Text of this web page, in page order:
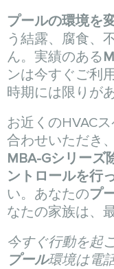
プールの環境を
う結露、腐食、
ん。実績のある
ンは今すぐご利
時期には限りが
お近くのHVAC
合わせいただき
MBA-Gシリーズ
ントロールを行
い。あなたのプ
なたの家族は、
今すぐ行動を起
プール環境は電